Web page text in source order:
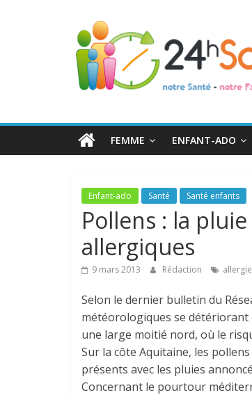
24h
Santé
toute
FEMME ENFANT-ADO
Enfant-ado Santé Santé enfants
Pollens : la
allergiques
9 mars 2013 Rédaction
Selon le dernier bulletin du
météorologiques se
une large moitié nord, où le
Sur la côte Aquitaine, les
présents avec les pluies
Concernant le pourtour